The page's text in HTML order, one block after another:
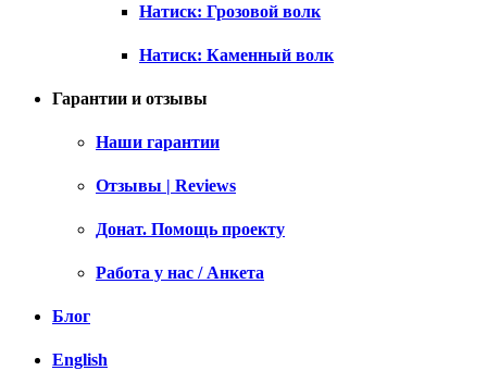
Натиск: Грозовой волк
Натиск: Каменный волк
Гарантии и отзывы
Наши гарантии
Отзывы | Reviews
Донат. Помощь проекту
Работа у нас / Анкета
Блог
English